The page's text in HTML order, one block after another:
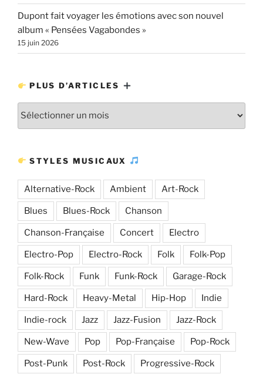
Dupont fait voyager les émotions avec son nouvel
album « Pensées Vagabondes »
15 juin 2026
PLUS D’ARTICLES
STYLES MUSICAUX
Alternative-Rock Ambient Art-Rock
Blues Blues-Rock Chanson
Chanson-Française Concert Electro
Electro-Pop Electro-Rock Folk Folk-Pop
Folk-Rock Funk Funk-Rock Garage-Rock
Hard-Rock Heavy-Metal Hip-Hop Indie
Indie-rock Jazz Jazz-Fusion Jazz-Rock
New-Wave Pop Pop-Française Pop-Rock
Post-Punk Post-Rock Progressive-Rock